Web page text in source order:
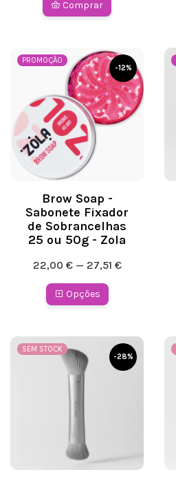
Comprar
-12%
PROMOÇÃO
Brow Soap -
Sabonete Fixador
de Sobrancelhas
25 ou 50g - Zola
22,00 € — 27,51 €
Opções
-28%
SEM STOCK